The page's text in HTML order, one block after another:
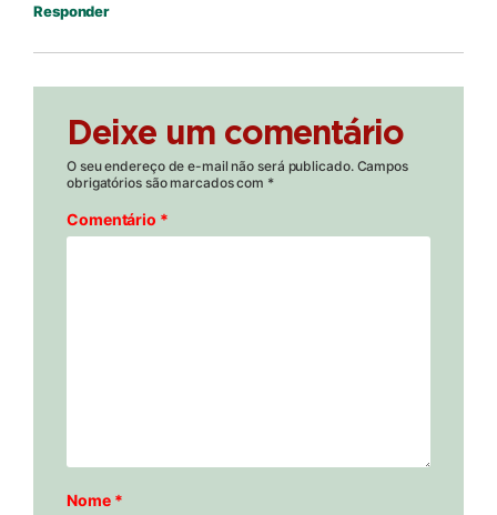
Responder
Deixe um comentário
O seu endereço de e-mail não será publicado. Campos
obrigatórios são marcados com *
Comentário *
Nome *